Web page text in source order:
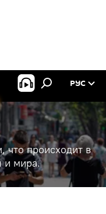
РУС
что происходит в
и мира.